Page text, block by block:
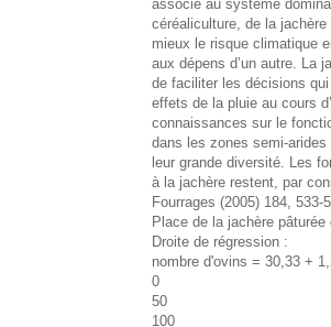
associé au système
céréaliculture, de la
mieux le risque climatique
aux dépens d’un autre. La
de faciliter les décisions
effets de la pluie au cours
connaissances sur le
dans les zones semi-
leur grande diversité. Les
à la jachère restent, par
Fourrages (2005) 184, 533-
Place de la jachère
Droite de régression :
nombre d'ovins = 30,33 +
0
50
100